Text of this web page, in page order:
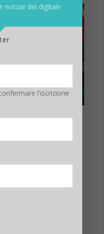
notizie del digitale
l'iscrizione